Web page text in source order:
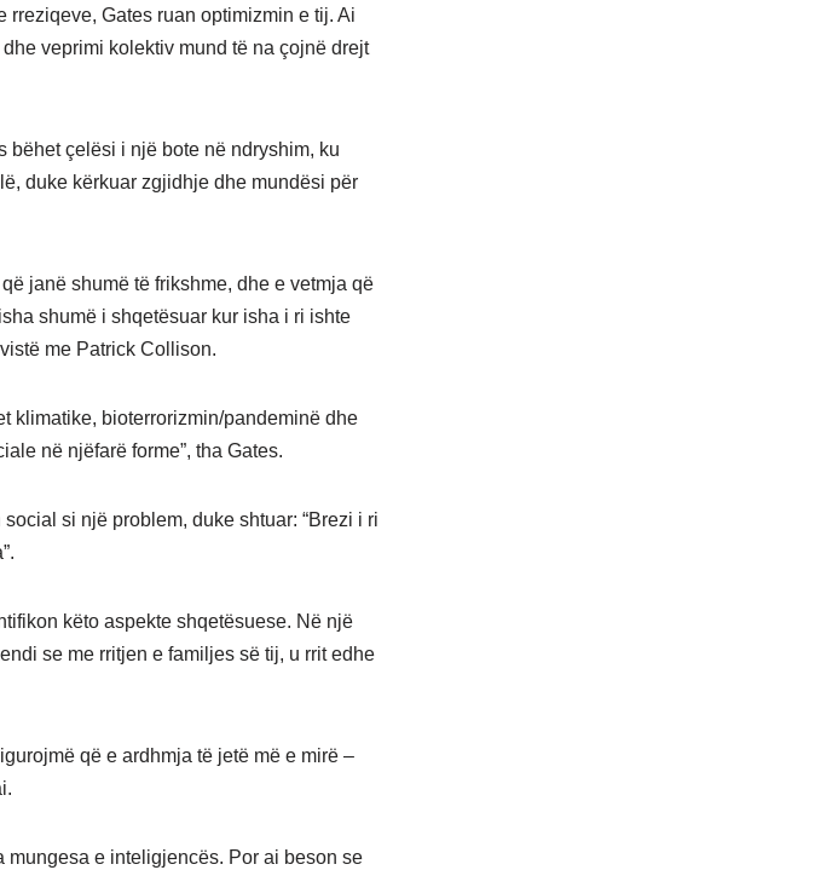
rreziqeve, Gates ruan optimizmin e tij. Ai
veprimi kolektiv mund të na çojnë drejt
bëhet çelësi i një bote në ndryshim, ku
duke kërkuar zgjidhje dhe mundësi për
janë shumë të frikshme, dhe e vetmja që
shumë i shqetësuar kur isha i ri ishte
me Patrick Collison.
klimatike, bioterrorizmin/pandeminë dhe
në njëfarë forme”, tha Gates.
si një problem, duke shtuar: “Brezi i ri
këto aspekte shqetësuese. Në një
se me rritjen e familjes së tij, u rrit edhe
që e ardhmja të jetë më e mirë –
e inteligjencës. Por ai beson se